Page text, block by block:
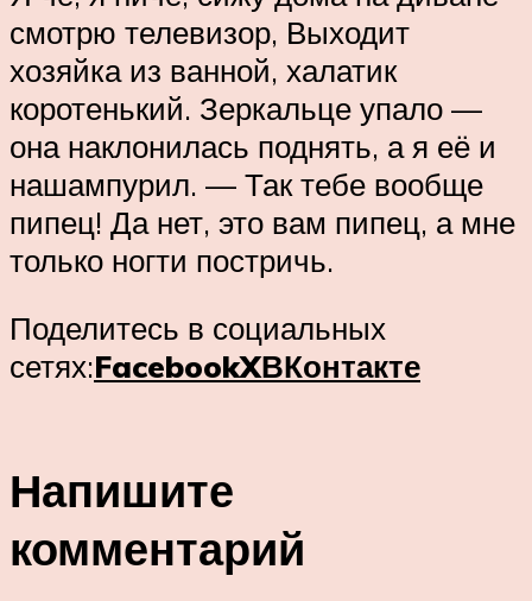
смотрю телевизор, Выходит
хозяйка из ванной, халатик
коротенький. Зеркальце упало —
она наклонилась поднять, а я её и
нашампурил. — Так тебе вообще
пипец! Да нет, это вам пипец, а мне
только ногти постричь.
Поделитесь в социальных
сетях:FacebookXВКонтакте
Напишите
комментарий